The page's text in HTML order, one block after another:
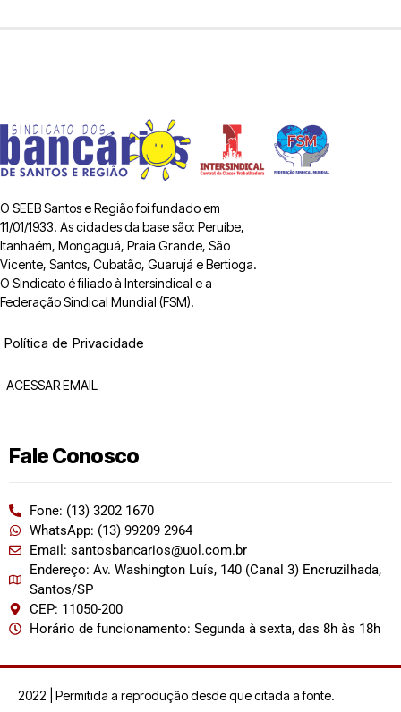
O SEEB Santos e Região foi fundado em
11/01/1933. As cidades da base são: Peruíbe,
Itanhaém, Mongaguá, Praia Grande, São
Vicente, Santos, Cubatão, Guarujá e Bertioga.
O Sindicato é filiado à Intersindical e a
Federação Sindical Mundial (FSM).
Política de Privacidade
ACESSAR EMAIL
Fale Conosco
Fone: (13) 3202 1670
WhatsApp: (13) 99209 2964
Email: santosbancarios@uol.com.br
Endereço: Av. Washington Luís, 140 (Canal 3) Encruzilhada,
Santos/SP
CEP: 11050-200
Horário de funcionamento: Segunda à sexta, das 8h às 18h
2022 | Permitida a reprodução desde que citada a fonte.